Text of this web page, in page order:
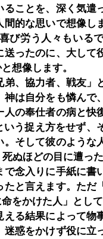
ことを、深く気遣
的な思いで想像し
び労う人々もいる
ったのに、大して
想像します。
、協力者、戦友」
は自分をも憐んで
の奉仕者の病と快
う捉え方をせず、
そして彼のような
ぬほどの目に遭っ
念入りに手紙に書
と言えます。ただ
をかけた人」とし
る結果によって物
惑をかけず役に立